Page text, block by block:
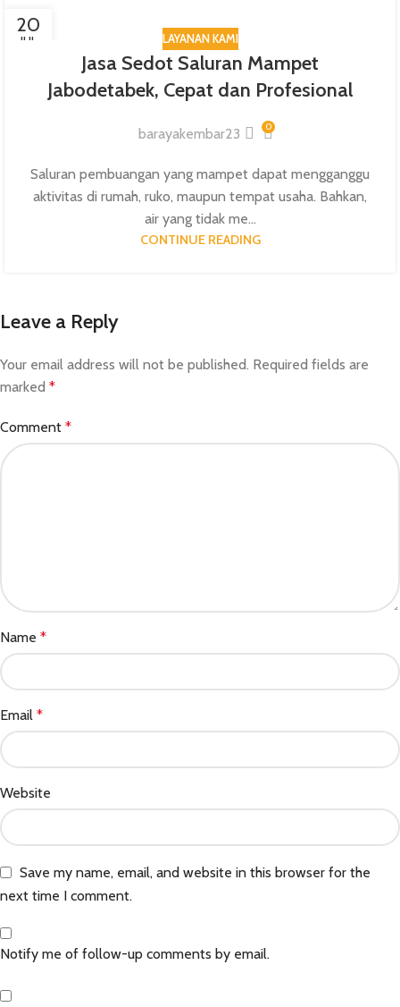
20
JUL LAYANAN KAMI
Jasa Sedot Saluran Mampet
Jabodetabek, Cepat dan Profesional
barayakembar23 0
Saluran pembuangan yang mampet dapat mengganggu
aktivitas di rumah, ruko, maupun tempat usaha. Bahkan,
air yang tidak me...
CONTINUE READING
Leave a Reply
Your email address will not be published. Required fields are
marked *
Comment *
Name *
Email *
Website
Save my name, email, and website in this browser for the
next time I comment.
Notify me of follow-up comments by email.